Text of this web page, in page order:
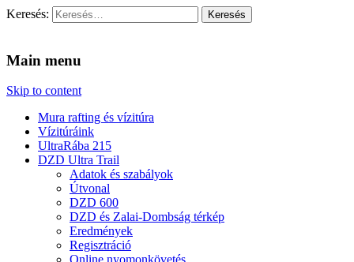
Keresés:
Main menu
Skip to content
Mura rafting és vízitúra
Vízitúráink
UltraRába 215
DZD Ultra Trail
Adatok és szabályok
Útvonal
DZD 600
DZD és Zalai-Dombság térkép
Eredmények
Regisztráció